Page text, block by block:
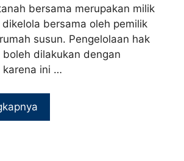
bersama merupakan milik
bersama oleh pemilik
susun. Pengelolaan hak
dilakukan dengan
karena ini …